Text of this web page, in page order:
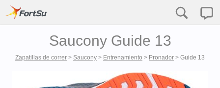
Saucony Guide 13
Zapatillas de correr > Saucony > Entrenamiento > Pronador > Guide 13